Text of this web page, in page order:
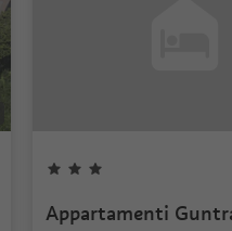
Appartamenti